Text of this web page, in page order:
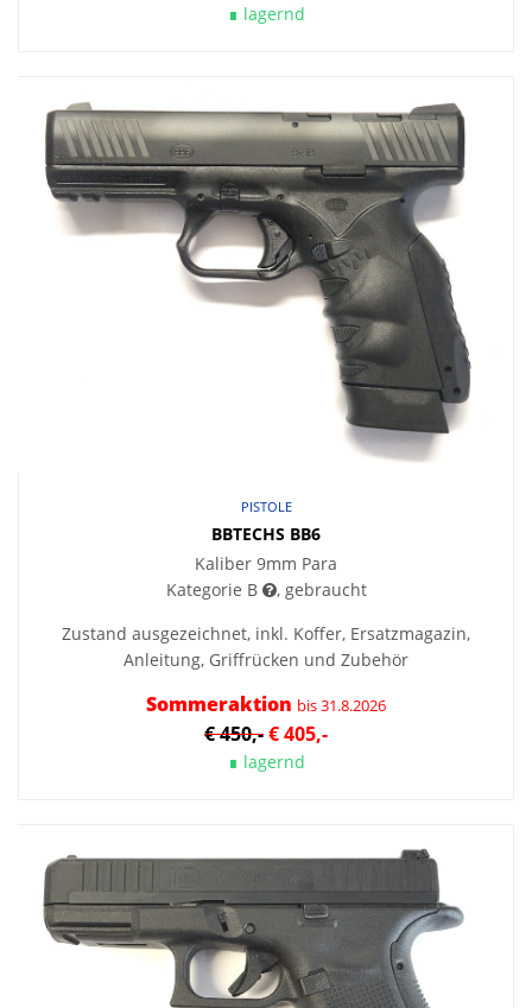
∎ lagernd
PISTOLE
BBTECHS BB6
Kaliber 9mm Para
Kategorie B
, gebraucht
Zustand ausgezeichnet, inkl. Koffer, Ersatzmagazin,
Anleitung, Griffrücken und Zubehör
Sommeraktion bis 31.8.2026
€ 450,-€ 405,-
∎ lagernd